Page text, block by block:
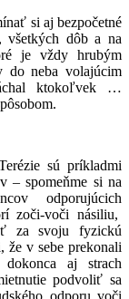
si aj bezpočetné
všetkých dôb a na
je vždy hrubým
do neba volajúcim
ktokoľvek …
sú príkladmi
– spomeňme si na
odporujúcich
zoči-voči násiliu,
za svoju fyzickú
že v sebe prekonali
dokonca aj strach
podvoliť sa
odporu voči